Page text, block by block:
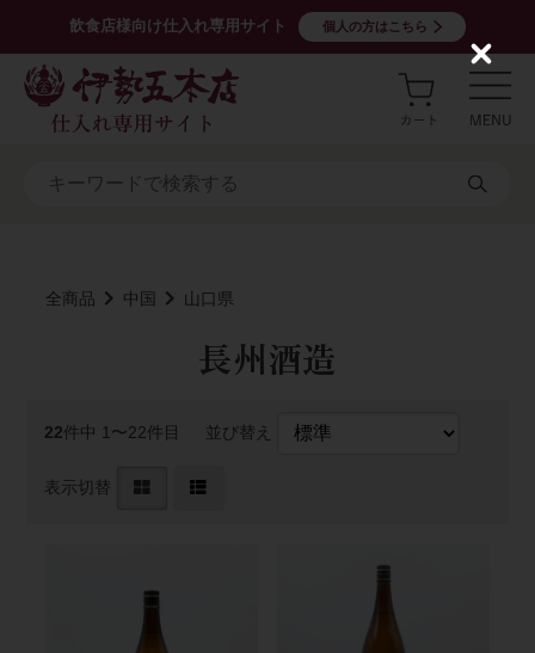
飲食店様向け仕入れ専用サイト 個人の方はこちら
全商品 中国 山口県
長州酒造
22件中 1〜22件目 並び替え
表示切替
C
l
s